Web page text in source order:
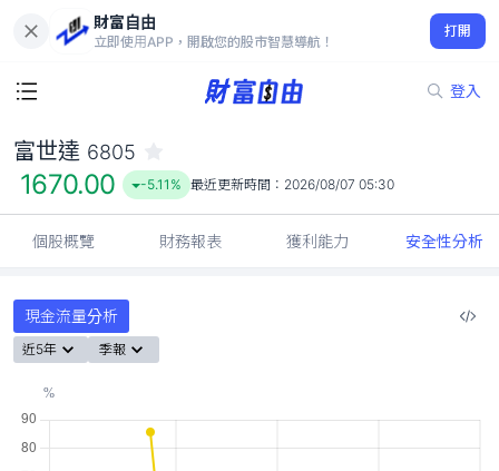
財富自由
立即使用APP，開啟您的股市智慧導航！
打開
登入
1670.00
-5.11%
富世達 6805
1670.00 -5.11% 最近更新時間： 2026/08/07 05:30
個股概覽 財務報表 獲利能力 安全性分析
現金流量分析
近5年 季報